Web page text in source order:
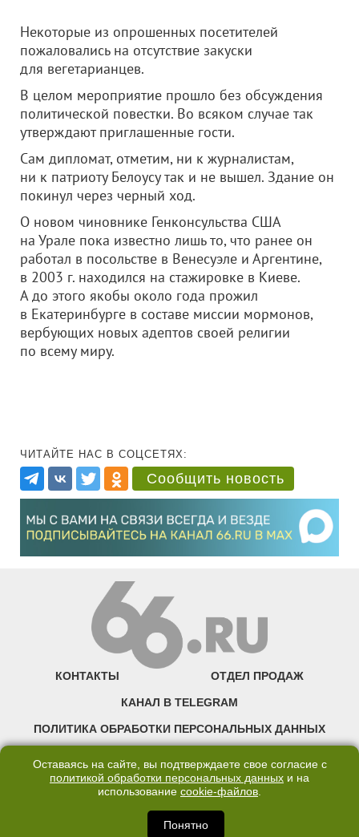
Некоторые из опрошенных посетителей
пожаловались на отсутствие закуски
для вегетарианцев.
В целом мероприятие прошло без обсуждения
политической повестки. Во всяком случае так
утверждают приглашенные гости.
Сам дипломат, отметим, ни к журналистам,
ни к патриоту Белоусу так и не вышел. Здание он
покинул через черный ход.
О новом чиновнике Генконсульства США
на Урале пока известно лишь то, что ранее он
работал в посольстве в Венесуэле и Аргентине,
в 2003 г. находился на стажировке в Киеве.
А до этого якобы около года прожил
в Екатеринбурге в составе миссии мормонов,
вербующих новых адептов своей религии
по всему миру.
ЧИТАЙТЕ НАС В СОЦСЕТЯХ:
Сообщить новость
КОНТАКТЫ ОТДЕЛ ПРОДАЖ
КАНАЛ В TELEGRAM
ПОЛИТИКА ОБРАБОТКИ ПЕРСОНАЛЬНЫХ ДАННЫХ
©2007—2025 66.RU. Воспроизведение, сообщение, доведение до всеобщего
правообладателя запрещено. Сетевое издание «Современный портал
Екатеринбурга — «66.ru» (18+) зарегистрировано Федеральной службой по
Оставаясь на сайте, вы подтверждаете свое согласие с
политикой обработки персональных данных и на
использование cookie-файлов.
Понятно